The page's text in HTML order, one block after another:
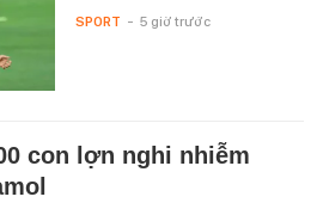
SPORT - 5 giờ trước
con lợn nghi nhiễm